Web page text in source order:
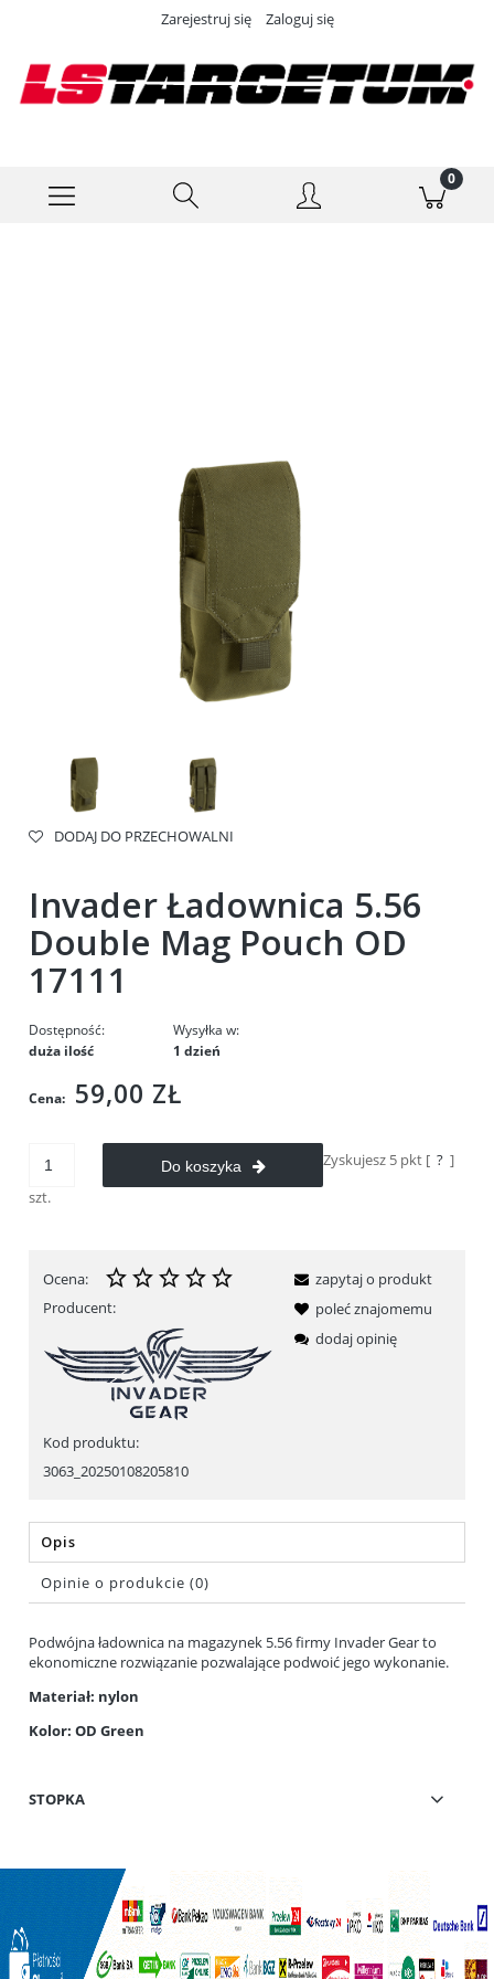
Zarejestruj się Zaloguj się
DODAJ DO PRZECHOWALNI
Invader Ładownica 5.56
Double Mag Pouch OD
17111
Dostępność:
duża ilość
Wysyłka w:
1 dzień
Cena: 59,00 ZŁ
szt.
Do koszyka Zyskujesz 5 pkt [ ? ]
Ocena:
Producent:
Kod produktu:
3063_20250108205810
zapytaj o produkt
poleć znajomemu
dodaj opinię
Opis
Opinie o produkcie (0)
Podwójna ładownica na magazynek 5.56 firmy Invader Gear to
ekonomiczne rozwiązanie pozwalające podwoić jego wykonanie.
Materiał: nylon
Kolor: OD Green
STOPKA